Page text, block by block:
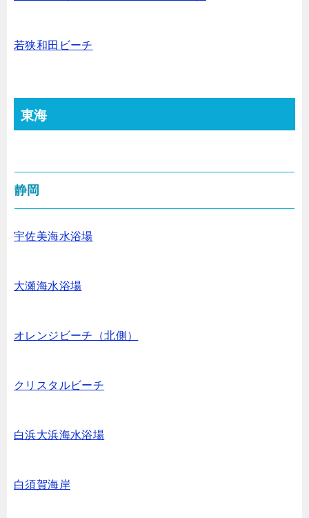
若狭和田ビーチ
東海
静岡
宇佐美海水浴場
大瀬海水浴場
オレンジビーチ（北側）
クリスタルビーチ
白浜大浜海水浴場
白須賀海岸